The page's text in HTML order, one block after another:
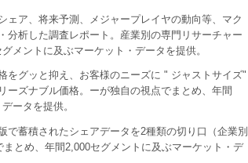
ェア、将来予測、メジャープレイヤの動向等、マク
分析した調査レポート。産業別の専門リサーチャー
メントに及ぶマーケット・データを提供。
をグッと抑え、お客様のニーズに " ジャストサイズ"
ーズナブル価格。ーが独自の視点でまとめ、年間
ータを提供。
で蓄積されたシェアデータを2種類の切り口（企業別
とめ、年間2,000セグメントに及ぶマーケット・デ